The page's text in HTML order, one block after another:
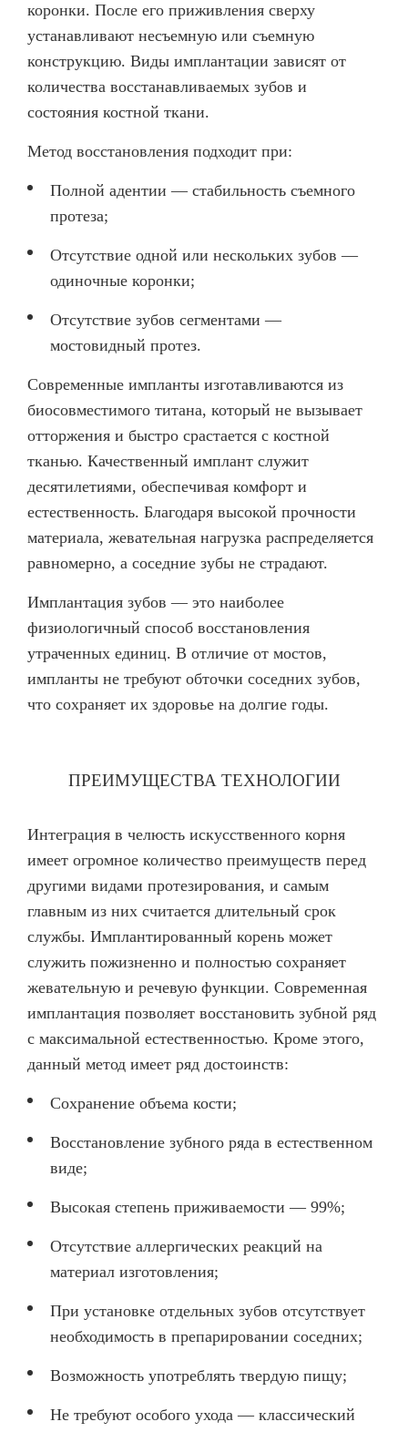
Вкладки
Протезирование All-on-4
Съемные зубные протезы
Мостовидные протезы
УДАЛЕНИЕ ЗУБОВ
ВАКАНСИИ
ФОТОГАЛЕРЕЯ
ОФИЦИАЛЬНАЯ ИНФОРМАЦИЯ
коронки. После его приживления сверху
устанавливают несъемную или съемную
конструкцию. Виды имплантации зависят от
количества восстанавливаемых зубов и
состояния костной ткани.
Метод восстановления подходит при:
Полной адентии — стабильность съемного
протеза;
Отсутствие одной или нескольких зубов —
одиночные коронки;
Отсутствие зубов сегментами —
мостовидный протез.
Современные импланты изготавливаются из
биосовместимого титана, который не вызывает
отторжения и быстро срастается с костной
тканью. Качественный имплант служит
десятилетиями, обеспечивая комфорт и
естественность. Благодаря высокой прочности
материала, жевательная нагрузка распределяется
равномерно, а соседние зубы не страдают.
Имплантация зубов — это наиболее
физиологичный способ восстановления
утраченных единиц. В отличие от мостов,
импланты не требуют обточки соседних зубов,
что сохраняет их здоровье на долгие годы.
ПРЕИМУЩЕСТВА ТЕХНОЛОГИИ
Интеграция в челюсть искусственного корня
имеет огромное количество преимуществ перед
другими видами протезирования, и самым
главным из них считается длительный срок
службы. Имплантированный корень может
служить пожизненно и полностью сохраняет
жевательную и речевую функции. Современная
имплантация позволяет восстановить зубной ряд
с максимальной естественностью. Кроме этого,
данный метод имеет ряд достоинств:
Сохранение объема кости;
Восстановление зубного ряда в естественном
виде;
Высокая степень приживаемости — 99%;
Отсутствие аллергических реакций на
материал изготовления;
При установке отдельных зубов отсутствует
необходимость в препарировании соседних;
Возможность употреблять твердую пищу;
Не требуют особого ухода — классический